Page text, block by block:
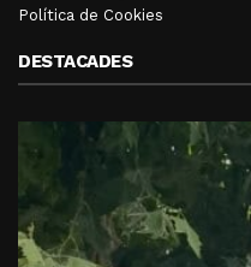
Política de Cookies
DESTACADES